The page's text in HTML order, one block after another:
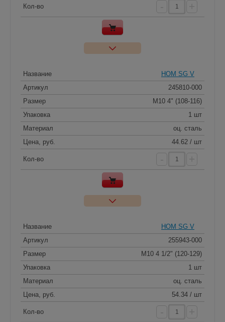
Кол-во
Название
HOM SG V
Артикул
245810-000
Размер
M10 4" (108-116)
Упаковка
1 шт
Материал
оц. сталь
Цена, руб.
44.62 / шт
Кол-во
Название
HOM SG V
Артикул
255943-000
Размер
M10 4 1/2" (120-129)
Упаковка
1 шт
Материал
оц. сталь
Цена, руб.
54.34 / шт
Кол-во